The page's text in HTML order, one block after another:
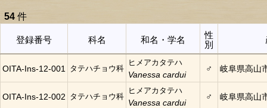
54 件
登録番号 科名 和名・学名
性
別
OITA-Ins-12-001 タテハチョウ科
ヒメアカタテハ
Vanessa cardui
♂ 岐阜県高山
OITA-Ins-12-002 タテハチョウ科
ヒメアカタテハ
Vanessa cardui
♂ 岐阜県高山